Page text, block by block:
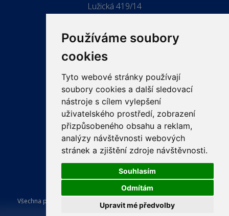
Používáme soubory
cookies
Tyto webové stránky používají
soubory cookies a další sledovací
nástroje s cílem vylepšení
uživatelského prostředí, zobrazení
přizpůsobeného obsahu a reklam,
analýzy návštěvnosti webových
stránek a zjištění zdroje návštěvnosti.
Souhlasím
Odmítám
Upravit mé předvolby
Lužická 419/14
ODKAZY
PRO LÉKAŘE
PRO VEŘEJNOST
VZDĚLÁVÁNÍ
Všechna práva vyhrazena Česká lékařská komora. Tvorba a provoz
ISSA CZECH s.r.o..